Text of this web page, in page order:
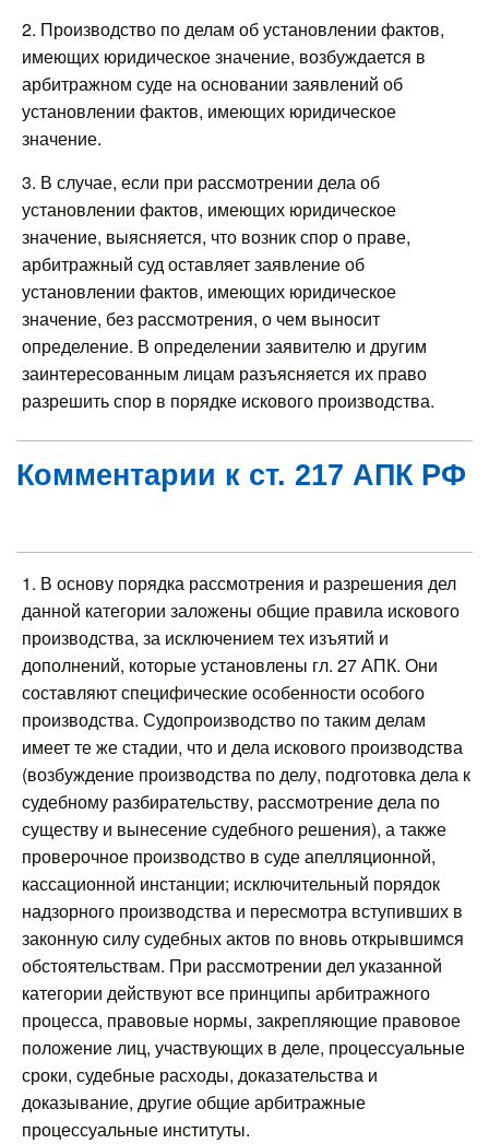
2. Производство по делам об установлении фактов,
имеющих юридическое значение, возбуждается в
арбитражном суде на основании заявлений об
установлении фактов, имеющих юридическое
значение.
3. В случае, если при рассмотрении дела об
установлении фактов, имеющих юридическое
значение, выясняется, что возник спор о праве,
арбитражный суд оставляет заявление об
установлении фактов, имеющих юридическое
значение, без рассмотрения, о чем выносит
определение. В определении заявителю и другим
заинтересованным лицам разъясняется их право
разрешить спор в порядке искового производства.
Комментарии к ст. 217 АПК РФ
1. В основу порядка рассмотрения и разрешения дел
данной категории заложены общие правила искового
производства, за исключением тех изъятий и
дополнений, которые установлены гл. 27 АПК. Они
составляют специфические особенности особого
производства. Судопроизводство по таким делам
имеет те же стадии, что и дела искового производства
(возбуждение производства по делу, подготовка дела к
судебному разбирательству, рассмотрение дела по
существу и вынесение судебного решения), а также
проверочное производство в суде апелляционной,
кассационной инстанции; исключительный порядок
надзорного производства и пересмотра вступивших в
законную силу судебных актов по вновь открывшимся
обстоятельствам. При рассмотрении дел указанной
категории действуют все принципы арбитражного
процесса, правовые нормы, закрепляющие правовое
положение лиц, участвующих в деле, процессуальные
сроки, судебные расходы, доказательства и
доказывание, другие общие арбитражные
процессуальные институты.